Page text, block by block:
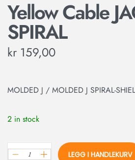
Yellow Cable
SPIRAL
kr 159,00
MOLDED J / MOLDED J SPIRAL-
2 in stock
LEGG I HANDLEKURV